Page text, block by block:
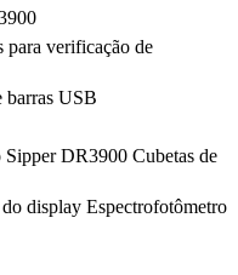
verificação de
USB
DR3900 Cubetas de
display Espectrofotômetro